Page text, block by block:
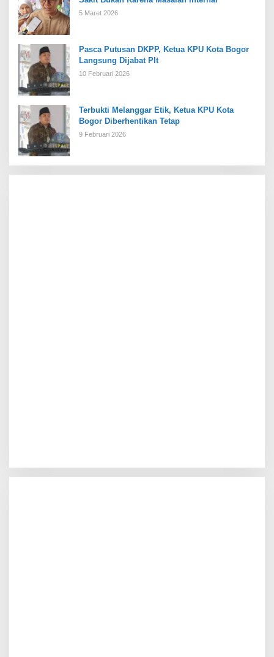
5 Maret 2026
Pasca Putusan DKPP, Ketua KPU Kota Bogor
Langsung Dijabat Plt
10 Februari 2026
Terbukti Melanggar Etik, Ketua KPU Kota
Bogor Diberhentikan Tetap
9 Februari 2026